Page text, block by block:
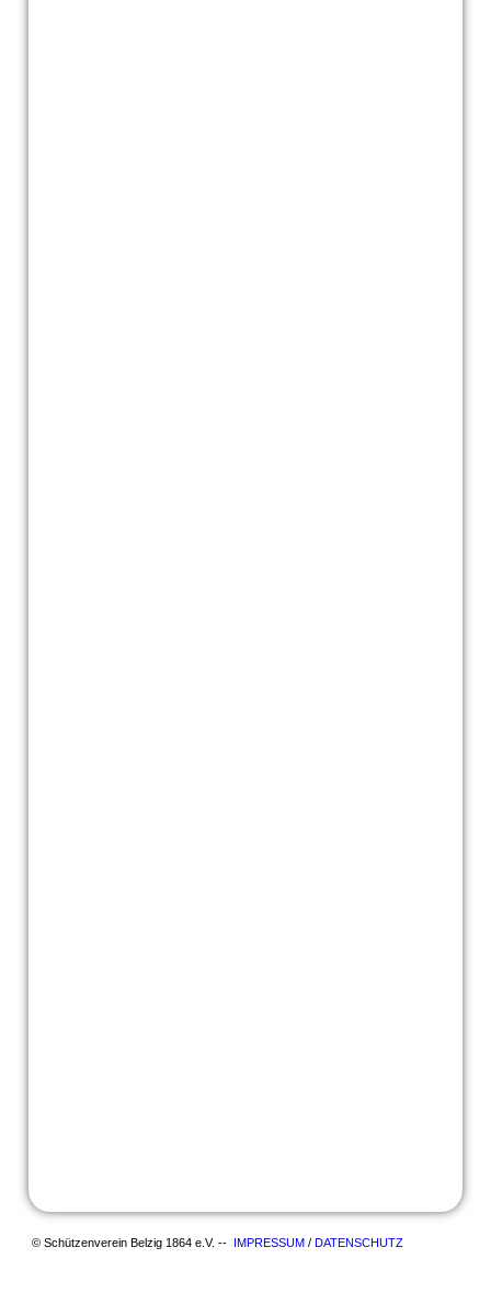
© Schützenverein Belzig 1864 e.V. -- IMPRESSUM/ DATENSCHUTZ